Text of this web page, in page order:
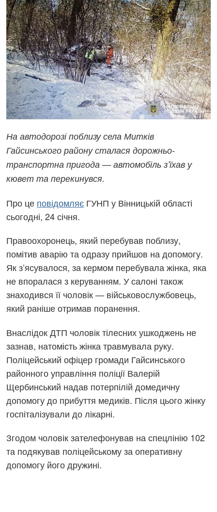
На автодорозі поблизу села Митків
Гайсинського району сталася дорожньо-
транспортна пригода — автомобіль з’їхав у
кювет та перекинувся.
Про це повідомляє ГУНП у Вінницькій області
сьогодні, 24 січня.
Правоохоронець, який перебував поблизу,
помітив аварію та одразу прийшов на допомогу.
Як з’ясувалося, за кермом перебувала жінка, яка
не впоралася з керуванням. У салоні також
знаходився її чоловік — військовослужбовець,
який раніше отримав поранення.
Внаслідок ДТП чоловік тілесних ушкоджень не
зазнав, натомість жінка травмувала руку.
Поліцейський офіцер громади Гайсинського
районного управління поліції Валерій
Щербинський надав потерпілій домедичну
допомогу до прибуття медиків. Після цього жінку
госпіталізували до лікарні.
Згодом чоловік зателефонував на спецлінію 102
та подякував поліцейському за оперативну
допомогу його дружині.